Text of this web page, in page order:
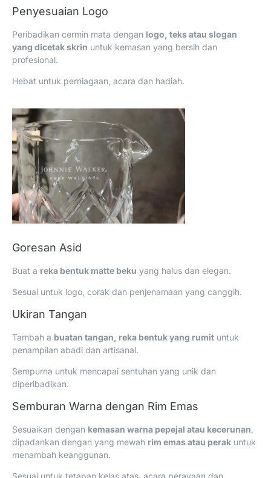
Penyesuaian Logo
Peribadikan cermin mata dengan logo, teks atau slogan
yang dicetak skrin untuk kemasan yang bersih dan
profesional.
Hebat untuk perniagaan, acara dan hadiah.
Goresan Asid
Buat a reka bentuk matte beku yang halus dan elegan.
Sesuai untuk logo, corak dan penjenamaan yang canggih.
Ukiran Tangan
Tambah a buatan tangan, reka bentuk yang rumit untuk
penampilan abadi dan artisanal.
Sempurna untuk mencapai sentuhan yang unik dan
diperibadikan.
Semburan Warna dengan Rim Emas
Sesuaikan dengan kemasan warna pepejal atau kecerunan
dipadankan dengan yang mewah rim emas atau perak untuk
menambah keanggunan.
Sesuai untuk tetapan kelas atas, acara perayaan dan